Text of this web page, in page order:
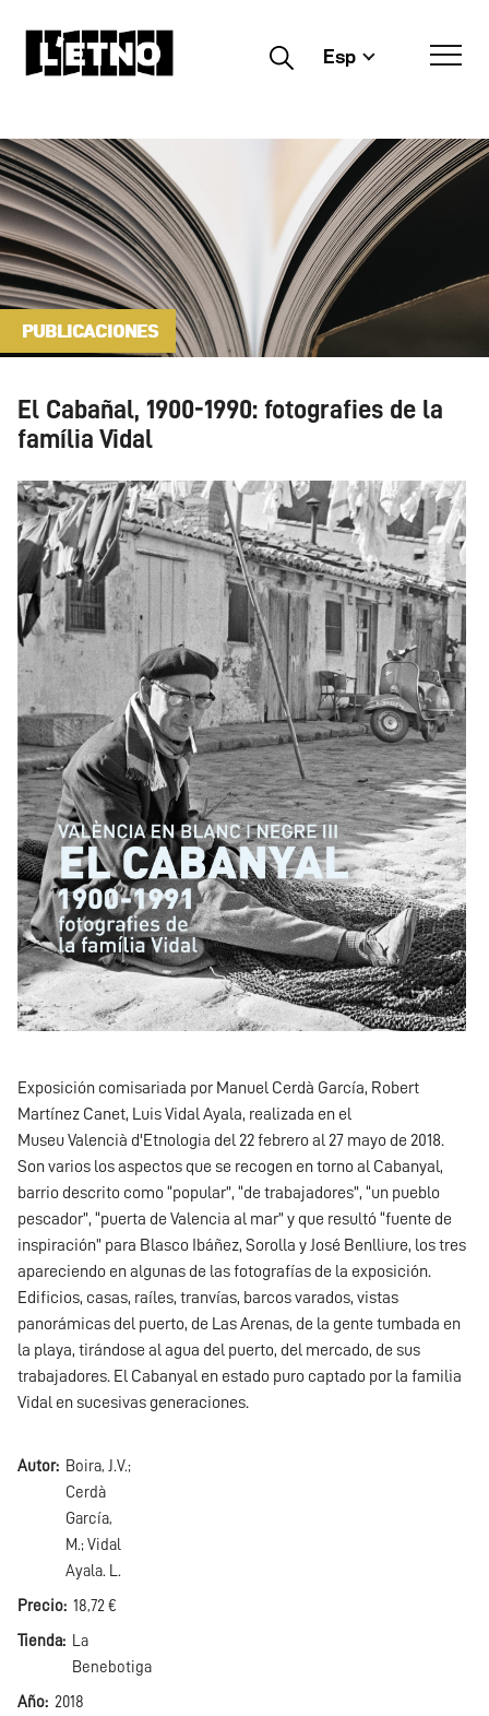
Buscar Esp
PUBLICACIONES
El Cabañal, 1900-1990: fotografies de la
família Vidal
Exposición comisariada por Manuel Cerdà García, Robert
Martínez Canet, Luis Vidal Ayala, realizada en el
Museu Valencià d'Etnologia del 22 febrero al 27 mayo de 2018.
Son varios los aspectos que se recogen en torno al Cabanyal,
barrio descrito como “popular”, “de trabajadores”, “un pueblo
pescador”, “puerta de Valencia al mar” y que resultó “fuente de
inspiración” para Blasco Ibáñez, Sorolla y José Benlliure, los tres
apareciendo en algunas de las fotografías de la exposición.
Edificios, casas, raíles, tranvías, barcos varados, vistas
panorámicas del puerto, de Las Arenas, de la gente tumbada en
la playa, tirándose al agua del puerto, del mercado, de sus
trabajadores. El Cabanyal en estado puro captado por la familia
Vidal en sucesivas generaciones.
Autor
Boira, J.V.;
Cerdà
García,
M.; Vidal
Ayala. L.
Precio 18,72 €
Tienda
La
Benebotiga
Año 2018